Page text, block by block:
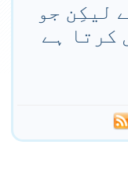
لیکِن جو
کرتا ہے